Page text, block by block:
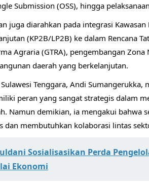
Submission (OSS), hingga
juga diarahkan pada integrasi
(KP2B/LP2B) ke dalam Rencana
Agraria (GTRA), pengembangan
daerah yang berkelanjutan.
Tenggara, Andi
peran yang sangat strategis dalam
Namun demikian, ia mengakui bahwa
dan membutuhkan kolaborasi lintas
Sosialisasikan Perda
Ekonomi